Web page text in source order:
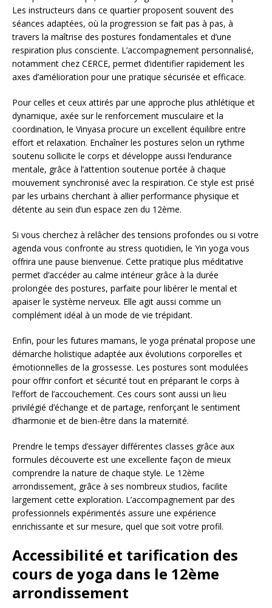
Les instructeurs dans ce quartier proposent souvent des
séances adaptées, où la progression se fait pas à pas, à
travers la maîtrise des postures fondamentales et d’une
respiration plus consciente. L’accompagnement personnalisé,
notamment chez CERCE, permet d’identifier rapidement les
axes d’amélioration pour une pratique sécurisée et efficace.
Pour celles et ceux attirés par une approche plus athlétique et
dynamique, axée sur le renforcement musculaire et la
coordination, le Vinyasa procure un excellent équilibre entre
effort et relaxation. Enchaîner les postures selon un rythme
soutenu sollicite le corps et développe aussi l’endurance
mentale, grâce à l’attention soutenue portée à chaque
mouvement synchronisé avec la respiration. Ce style est prisé
par les urbains cherchant à allier performance physique et
détente au sein d’un espace zen du 12ème.
Si vous cherchez à relâcher des tensions profondes ou si votre
agenda vous confronte au stress quotidien, le Yin yoga vous
offrira une pause bienvenue. Cette pratique plus méditative
permet d’accéder au calme intérieur grâce à la durée
prolongée des postures, parfaite pour libérer le mental et
apaiser le système nerveux. Elle agit aussi comme un
complément idéal à un mode de vie trépidant.
Enfin, pour les futures mamans, le yoga prénatal propose une
démarche holistique adaptée aux évolutions corporelles et
émotionnelles de la grossesse. Les postures sont modulées
pour offrir confort et sécurité tout en préparant le corps à
l’effort de l’accouchement. Ces cours sont aussi un lieu
privilégié d’échange et de partage, renforçant le sentiment
d’harmonie et de bien-être dans la maternité.
Prendre le temps d’essayer différentes classes grâce aux
formules découverte est une excellente façon de mieux
comprendre la nature de chaque style. Le 12ème
arrondissement, grâce à ses nombreux studios, facilite
largement cette exploration. L’accompagnement par des
professionnels expérimentés assure une expérience
enrichissante et sur mesure, quel que soit votre profil.
Accessibilité et tarification des
cours de yoga dans le 12ème
arrondissement